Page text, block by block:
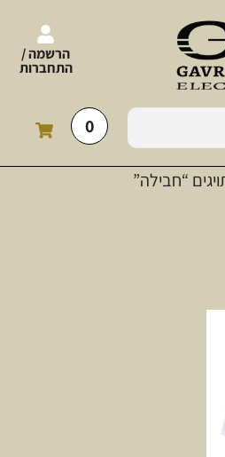
הרשמה /
התחברות
0
“חבילה”